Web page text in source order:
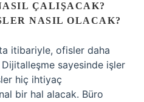
ÇALIŞACAK?
NASIL OLACAK?
itibariyle, ofisler daha
sayesinde işler
hiç ihtiyaç
bir hal alacak. Büro